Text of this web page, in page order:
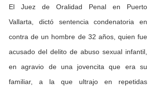
El Juez de Oralidad Penal en Puerto
Vallarta, dictó sentencia condenatoria en
contra de un hombre de 32 años, quien fue
acusado del delito de abuso sexual infantil,
en agravio de una jovencita que era su
familiar, a la que ultrajo en repetidas